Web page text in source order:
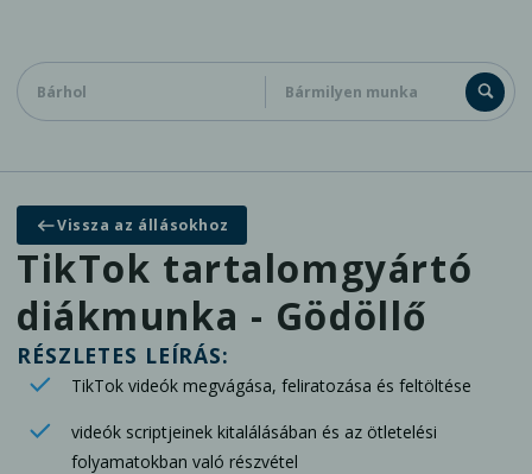
Kapcsolat
Általános jelentkezés adatbázisunkba
Vissza az állásokhoz
TikTok tartalomgyártó
diákmunka - Gödöllő
RÉSZLETES LEÍRÁS:
TikTok videók megvágása, feliratozása és feltöltése
videók scriptjeinek kitalálásában és az ötletelési
folyamatokban való részvétel